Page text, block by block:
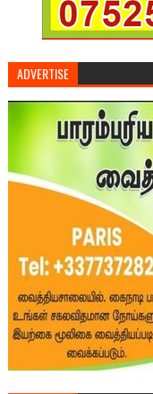
ADVERTISE